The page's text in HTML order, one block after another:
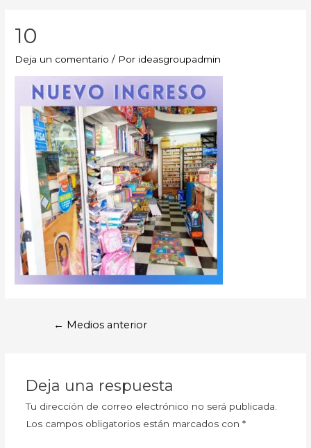
10
Deja un comentario / Por ideasgroupadmin
← Medios anterior
Deja una respuesta
Tu dirección de correo electrónico no será publicada.
Los campos obligatorios están marcados con *